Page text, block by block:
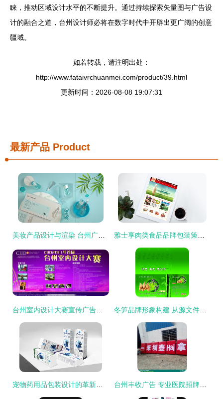
睐，推动区域设计水平的不断提升。通过持续探索矢量图与广告设
计的融合之道，台州设计师必将在数字时代中开辟出更广阔的创意
疆域。
如若转载，请注明出处：
http://www.fataivrchuanmei.com/product/39.html
更新时间：2026-08-08 19:07:31
最新产品 Product
美妆产品设计与渲染 台州广告设计的创新之路 雅士享肉类食品品牌包装策划设计 太歌创意台州广告设计引领味觉与视觉的盛宴
台州室内设计大赛宣传广告设计图片征集启事 绘就空间美学，点亮城市未来 冬笋品牌形象构建 从源文件到整合营销的台州广告设计实践
宠物药用品包装设计的革新与实践 西安厚启与台州广告设计的专业视角 台州丰收广告 专业医院招牌字制作，厂家直销彰显品质与服务